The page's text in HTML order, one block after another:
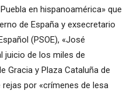
en hispanoamérica» que
de España y exsecretario
(PSOE), «José
juicio de los miles de
Gracia y Plaza Cataluña de
por «crímenes de lesa